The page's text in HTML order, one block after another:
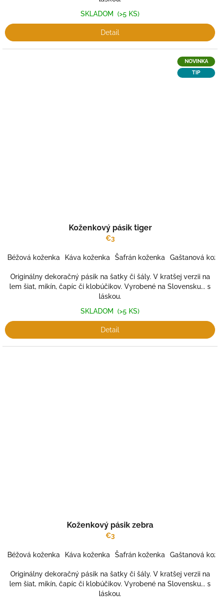
SKLADOM (>5 KS)
Detail
NOVINKA
TIP
Koženkový pásik tiger
€3
Béžová koženka Káva koženka Šafrán koženka Gaštanová
Originálny dekoračný pásik na šatky či šály. V kratšej verzii na
lem šiat, mikín, čapíc či klobúčikov. Vyrobené na Slovensku... s
láskou.
SKLADOM (>5 KS)
Detail
Koženkový pásik zebra
€3
Béžová koženka Káva koženka Šafrán koženka Gaštanová
Originálny dekoračný pásik na šatky či šály. V kratšej verzii na
lem šiat, mikín, čapíc či klobúčikov. Vyrobené na Slovensku... s
láskou.